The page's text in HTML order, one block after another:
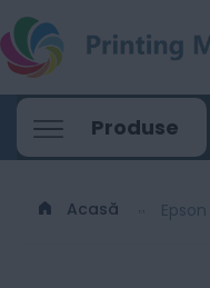
Produse
Acasă